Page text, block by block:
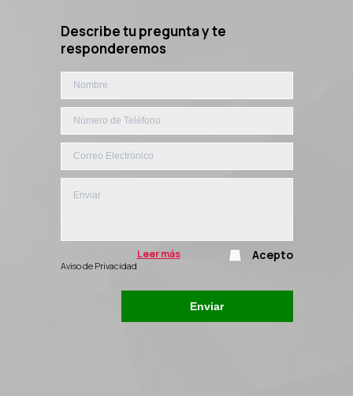
Describe tu pregunta y te
responderemos
Aviso de Privacidad
Leer más Acepto
Enviar